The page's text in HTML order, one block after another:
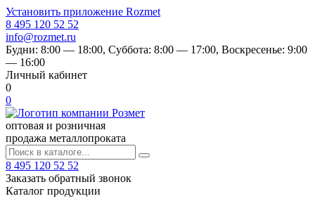
Установить приложение Rozmet
8 495 120 52 52
info@rozmet.ru
Будни: 8:00 — 18:00, Суббота: 8:00 — 17:00, Воскресенье: 9:00
— 16:00
Личный кабинет
0
0
оптовая и розничная
продажа металлопроката
8 495 120 52 52
Заказать обратный звонок
Каталог продукции